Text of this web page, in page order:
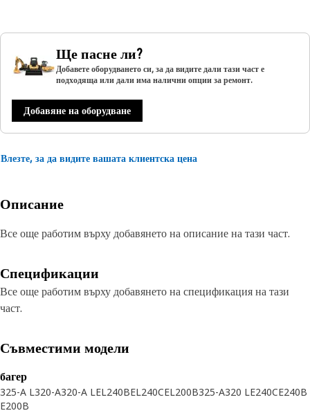
Ще пасне ли?
Добавете оборудването си, за да видите дали тази част е
подходяща или дали има налични опции за ремонт.
Добавяне на оборудване
Влезте, за да видите вашата клиентска цена
Описание
Все още работим върху добавянето на описание на тази част.
Спецификации
Все още работим върху добавянето на спецификация на тази
част.
Съвместими модели
багер
325-A L320-A320-A LEL240BEL240CEL200B325-A320 LE240CE240B
E200B